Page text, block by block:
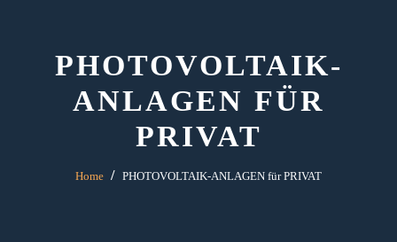
PHOTOVOLTAIK-
ANLAGEN FÜR
PRIVAT
Home PHOTOVOLTAIK-ANLAGEN für PRIVAT